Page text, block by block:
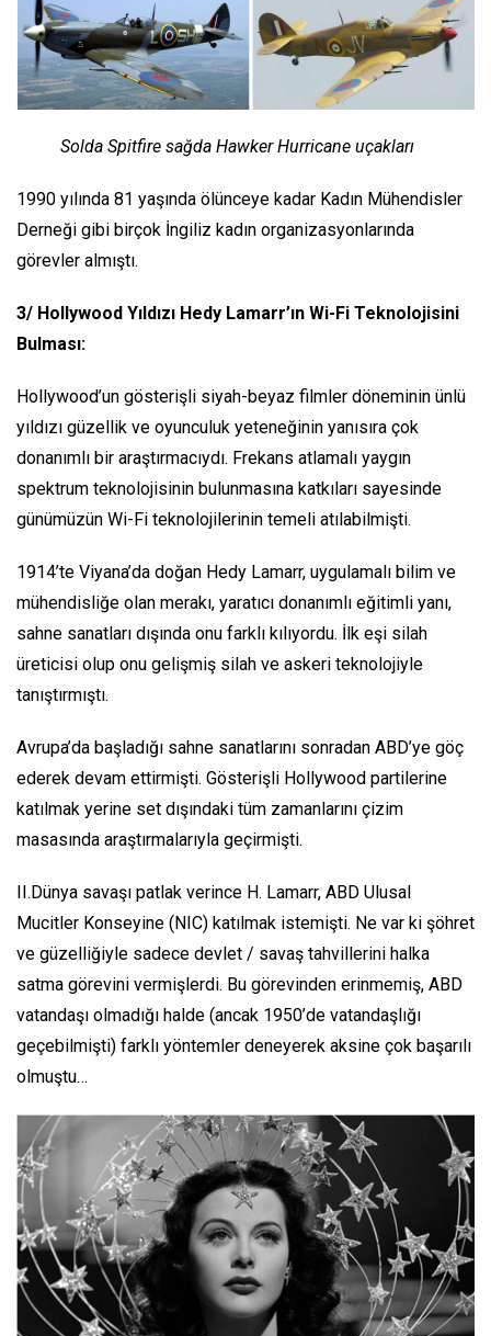
Solda Spitfire sağda Hawker Hurricane uçakları
1990 yılında 81 yaşında ölünceye kadar Kadın Mühendisler
Derneği gibi birçok İngiliz kadın organizasyonlarında
görevler almıştı.
3/ Hollywood Yıldızı Hedy Lamarr’ın Wi-Fi Teknolojisini
Bulması:
Hollywood’un gösterişli siyah-beyaz filmler döneminin ünlü
yıldızı güzellik ve oyunculuk yeteneğinin yanısıra çok
donanımlı bir araştırmacıydı. Frekans atlamalı yaygın
spektrum teknolojisinin bulunmasına katkıları sayesinde
günümüzün Wi-Fi teknolojilerinin temeli atılabilmişti.
1914’te Viyana’da doğan Hedy Lamarr, uygulamalı bilim ve
mühendisliğe olan merakı, yaratıcı donanımlı eğitimli yanı,
sahne sanatları dışında onu farklı kılıyordu. İlk eşi silah
üreticisi olup onu gelişmiş silah ve askeri teknolojiyle
tanıştırmıştı.
Avrupa’da başladığı sahne sanatlarını sonradan ABD’ye göç
ederek devam ettirmişti. Gösterişli Hollywood partilerine
katılmak yerine set dışındaki tüm zamanlarını çizim
masasında araştırmalarıyla geçirmişti.
II.Dünya savaşı patlak verince H. Lamarr, ABD Ulusal
Mucitler Konseyine (NIC) katılmak istemişti. Ne var ki şöhret
ve güzelliğiyle sadece devlet / savaş tahvillerini halka
satma görevini vermişlerdi. Bu görevinden erinmemiş, ABD
vatandaşı olmadığı halde (ancak 1950’de vatandaşlığı
geçebilmişti) farklı yöntemler deneyerek aksine çok başarılı
olmuştu…